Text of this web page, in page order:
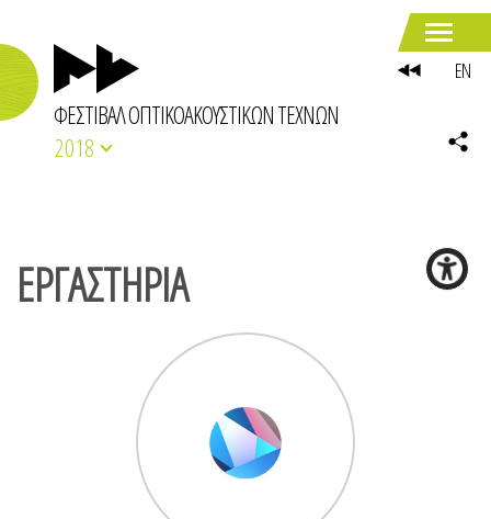
ΦΕΣΤΙΒΑΛ ΟΠΤΙΚΟΑΚΟΥΣΤΙΚΩΝ ΤΕΧΝΩΝ
2018
ΕΡΓΑΣΤΗΡΙΑ
EN